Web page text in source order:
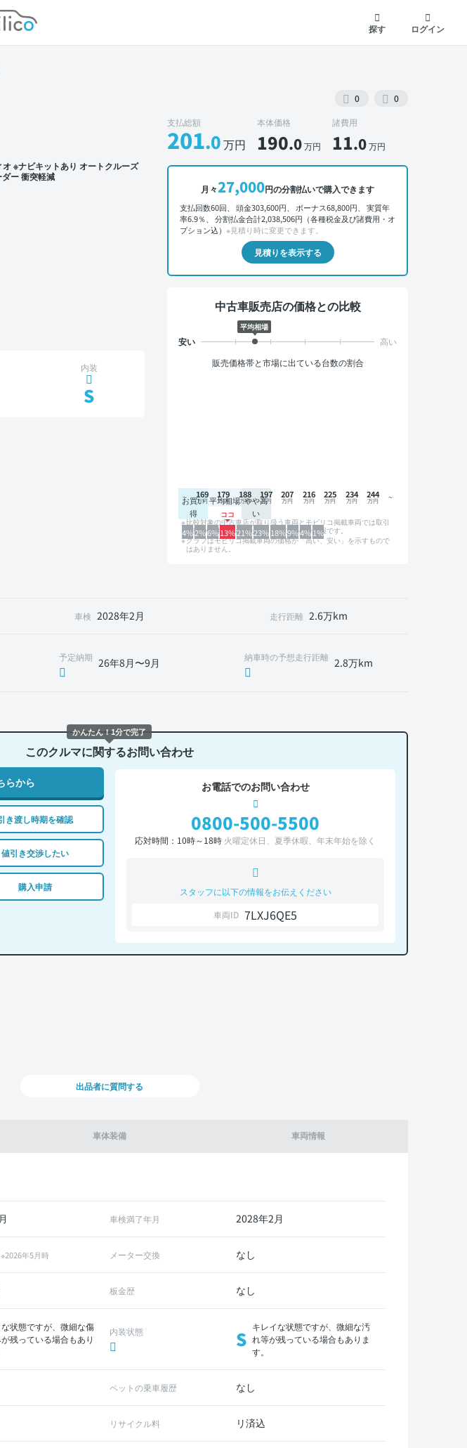
ビリコ
探す
ログイン
0 0
※ナビキットあり オートクルーズ
ー 衝突軽減
支払総額
201.0万円
本体価格
190.0万円
諸費用
11.0万円
月々27,000円の分割払いで購入できます
支払回数60回、 頭金303,600円、 ボーナス68,800円、 実質年
率6.9％、 分割払金合計2,038,506円（各種税金及び諸費用・オ
プション込） ※見積り時に変更できます。
見積りを表示する
中古車販売店の価格との比較
平均相場
販売価格帯と市場に出ている台数の割合
お買い
得
平均相場 やや高
い
4%2%6%13%21%23%18%9%4%1%
169 179 188 197 207 216 225 234 244
比較対象の中古車店が取り扱う車両とモビリコ掲載車両では取引
形態や条件が異なるため、グラフは参考情報です。
グラフはモビリコ掲載車両の価格が「高い、安い」を示すもので
はありません。
内装
S
車検 2028年2月 走行距離 2.6万km
予定納期 26年8月〜9月 納車時の予想走行距離 2.8万km
このクルマに関するお問い合わせ
らから
き渡し時期を確認
値引き交渉したい
購入申請
お電話でのお問い合わせ
0800-500-5500
応対時間：10時～18時 火曜定休日、夏季休暇、年末年始を除く
スタッフに以下の情報をお伝えください
車両ID 7LXJ6QE5
車体装備 車両情報
車検満了年月 2028年2月
※2026年5月時 メーター交換 なし
板金歴 なし
状態ですが、微細な傷
残っている場合もあり
内装状態 S
キレイな状態ですが、微細な汚
れ等が残っている場合もありま
す。
ペットの乗車履歴 なし
リサイクル料 リ済込
出品者に質問する
かんたん！1分で完了